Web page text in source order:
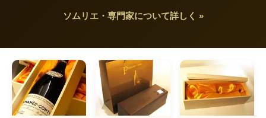
ソムリエ・専門家について詳しく »